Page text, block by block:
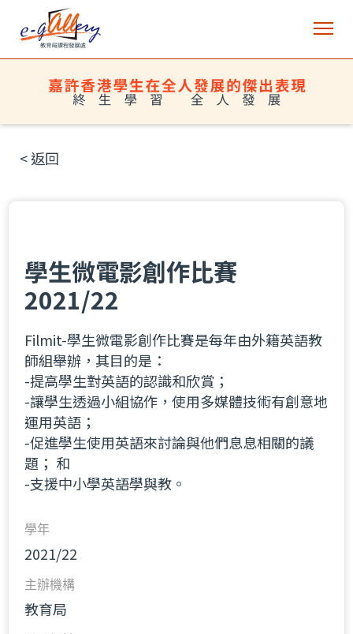
< 返回
學生微電影創作比賽
2021/22
Filmit-學生微電影創作比賽是每年由外籍英語教
師組舉辦，其目的是：
-提高學生對英語的認識和欣賞；
-讓學生透過小組協作，使用多媒體技術有創意地
運用英語；
-促進學生使用英語來討論與他們息息相關的議
題； 和
-支援中小學英語學與教。
學年
2021/22
主辦機構
教育局